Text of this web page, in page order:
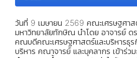
วันที่ 9 เมษายน 2569 คณะเศรษฐศาส
มหาวิทยาลัยทักษิณ นำโดย อาจารย์ ด
คณบดีคณะเศรษฐศาสตร์และบริหารธุ
บริหาร คณาจารย์ และบุคลากร เข้าร่ว